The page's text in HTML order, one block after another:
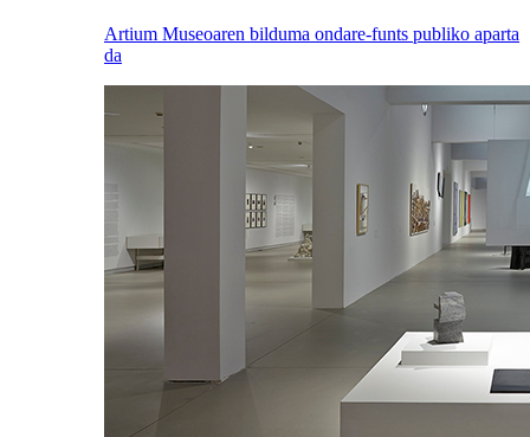
Artium Museoaren bilduma ondare-funts publiko aparta
da